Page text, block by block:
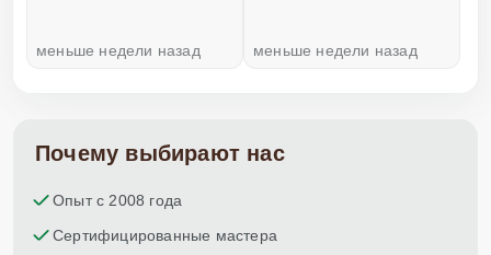
меньше недели назад меньше недели назад
Отличное обслуживание!
неделю назад
Почему выбирают нас
Опыт с 2008 года
Сертифицированные мастера